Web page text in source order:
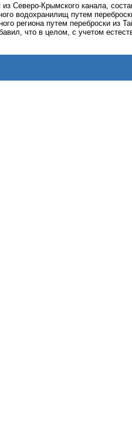
Северо-Крымского канала,
водохранилищ путем
региона путем переброски из
что в целом, с учетом